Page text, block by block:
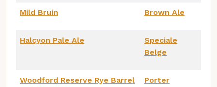
Mild Bruin Brown Ale
Halcyon Pale Ale
Speciale
Belge
Woodford Reserve Rye Barrel
Porter